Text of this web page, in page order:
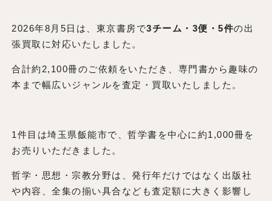
2026年8月5日は、東京書房で3チーム・3便・5件の出
張買取に対応いたしました。
合計約2,100冊のご依頼をいただき、専門書から趣味の
本まで幅広いジャンルを査定・買取いたしました。
1件目は埼玉県飯能市で、哲学書を中心に約1,000冊を
お売りいただきました。
哲学・思想・宗教分野は、発行年だけではなく出版社
や内容、全集の揃い具合なども査定額に大きく影響し